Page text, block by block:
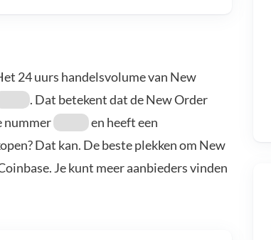
24 uurs handelsvolume van New
. Dat betekent dat de New Order
nummer
en heeft een
Dat kan. De beste plekken om New
Je kunt meer aanbieders vinden